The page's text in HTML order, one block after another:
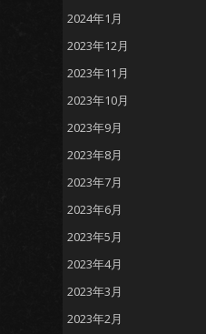
2024年1月
2023年12月
2023年11月
2023年10月
2023年9月
2023年8月
2023年7月
2023年6月
2023年5月
2023年4月
2023年3月
2023年2月